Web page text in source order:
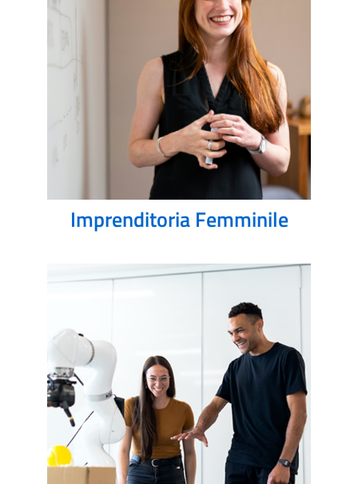
Imprenditoria Femminile